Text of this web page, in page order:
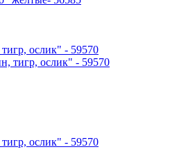
ослик" - 59570
ослик" - 59570